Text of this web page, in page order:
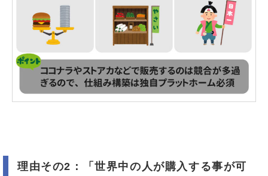
理由その2：「世界中の人が購入する事が可